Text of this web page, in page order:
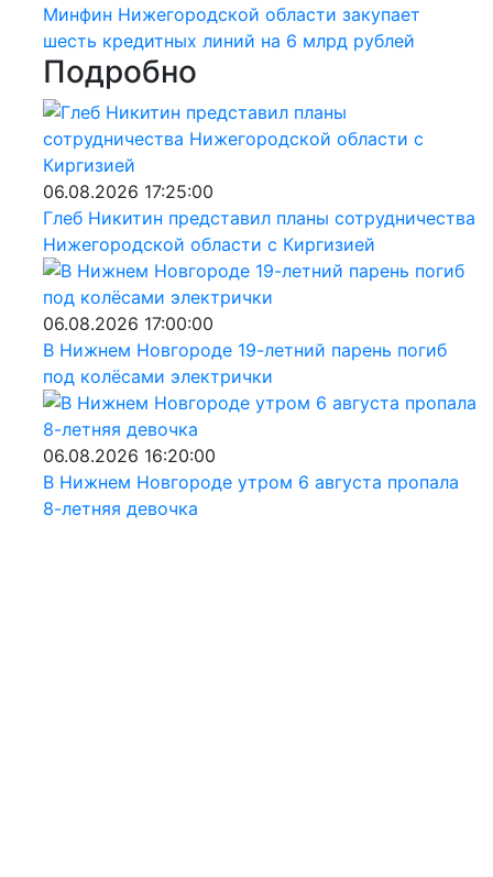
Минфин Нижегородской области закупает
шесть кредитных линий на 6 млрд рублей
Подробно
06.08.2026 17:25:00
Глеб Никитин представил планы сотрудничества
Нижегородской области с Киргизией
06.08.2026 17:00:00
В Нижнем Новгороде 19-летний парень погиб
под колёсами электрички
06.08.2026 16:20:00
В Нижнем Новгороде утром 6 августа пропала
8-летняя девочка